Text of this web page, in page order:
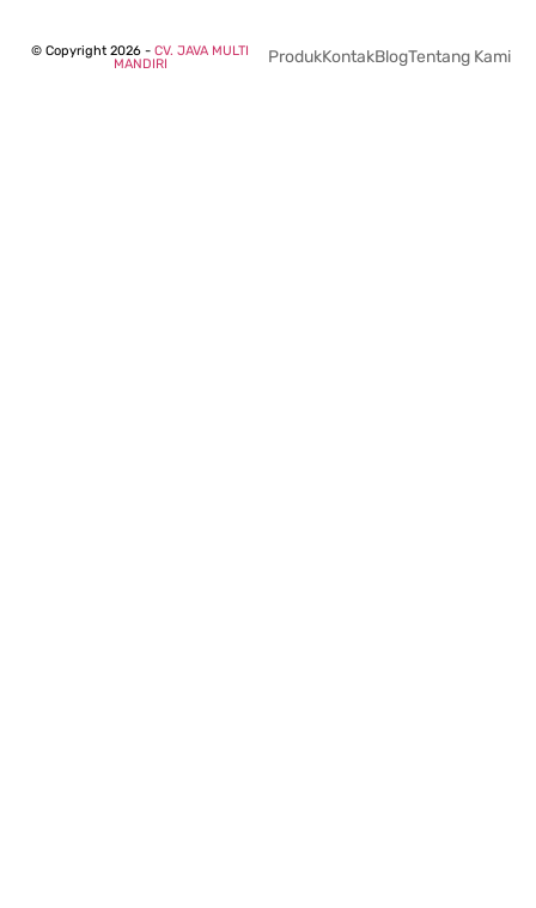
© Copyright 2026 - CV. JAVA MULTI
MANDIRI
ProdukKontakBlogTentang Kami